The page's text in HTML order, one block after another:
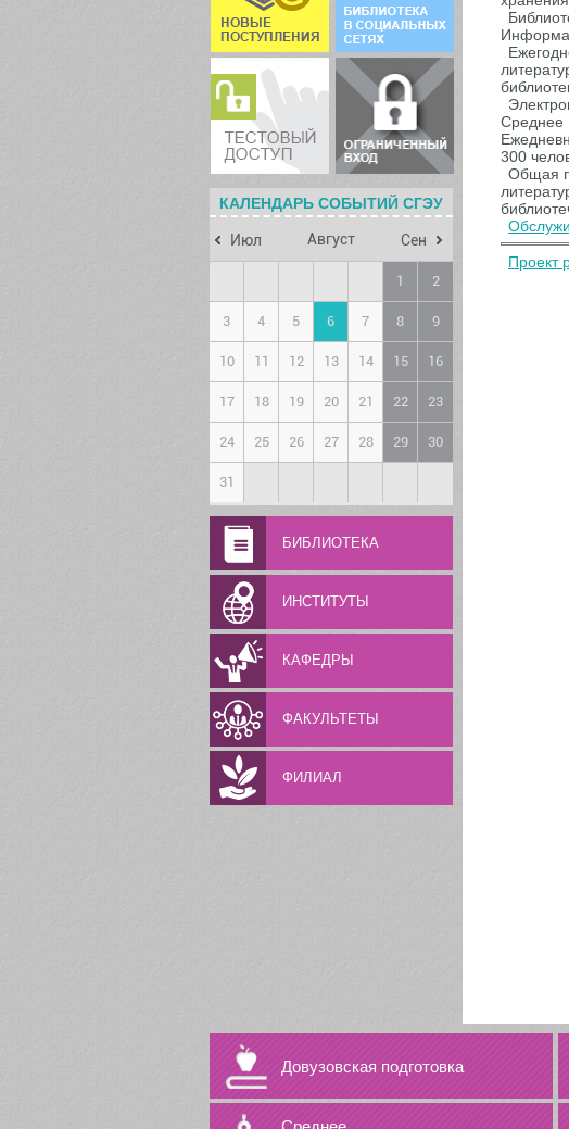
КАЛЕНДАРЬ СОБЫТИЙ СГЭУ
Июл Август Сен
1 2
3 4 5 6 7 8 9
10 11 12 13 14 15 16
17 18 19 20 21 22 23
24 25 26 27 28 29 30
31
БИБЛИОТЕКА
ИНСТИТУТЫ
КАФЕДРЫ
ФАКУЛЬТЕТЫ
ФИЛИАЛ
Среднее
300
Общая
Проект
Довузовская подготовка